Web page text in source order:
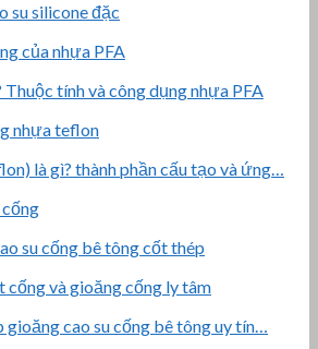
su silicone đặc
Thuộc tính và công dụng nhựa PFA
là gì? thành phần cấu tạo và ứng…
su cống bê tông cốt thép
gioăng cao su cống bê tông uy tín…